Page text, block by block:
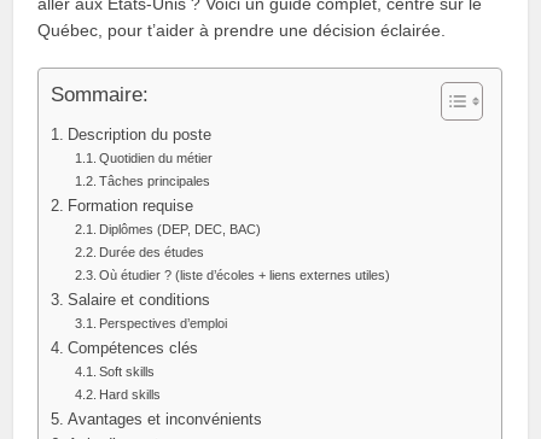
Québec, pour t’aider à prendre une décision éclairée.
Sommaire:
Description du poste
Quotidien du métier
Tâches principales
Formation requise
Diplômes (DEP, DEC, BAC)
Durée des études
Où étudier ? (liste d’écoles + liens externes utiles)
Salaire et conditions
Perspectives d’emploi
Compétences clés
Soft skills
Hard skills
Avantages et inconvénients